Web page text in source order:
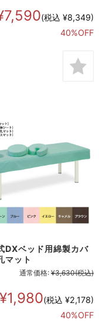
(税込 ¥8,349)
40%OFF
DXベッド用綿製カバ
マット
通常価格: ¥3,630(税込)
¥1,980(税込 ¥2,178)
40%OFF